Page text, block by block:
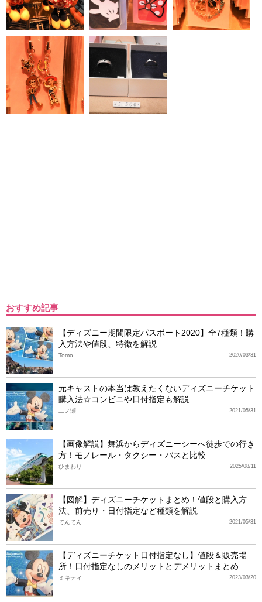
おすすめ記事
【ディズニー期間限定パスポート2020】全7種類！購
入方法や値段、特徴を解説
2020/03/31
Tomo
元キャストの本当は教えたくないディズニーチケット
購入法☆コンビニや日付指定も解説
2021/05/31
二ノ瀬
【画像解説】舞浜からディズニーシーへ徒歩での行き
方！モノレール・タクシー・バスと比較
2025/08/11
ひまわり
【図解】ディズニーチケットまとめ！値段と購入方
法、前売り・日付指定など種類を解説
2021/05/31
てんてん
【ディズニーチケット日付指定なし】値段＆販売場
所！日付指定なしのメリットとデメリットまとめ
2023/03/20
ミキティ